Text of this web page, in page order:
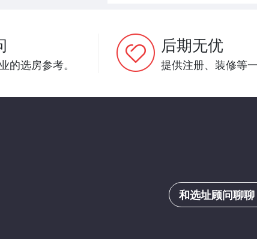
的选房参考。
后期无优
提供注册、装修等
和选址顾问聊聊